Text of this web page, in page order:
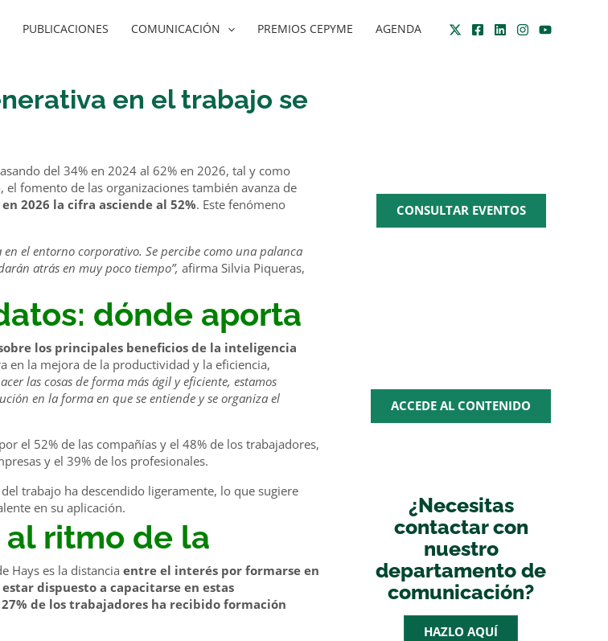
PUBLICACIONES COMUNICACIÓN PREMIOS CEPYME AGENDA
en el trabajo se
del 34% en 2024 al 62% en 2026, tal y como
el fomento de las organizaciones también avanza de
2026 la cifra asciende al 52%. Este fenómeno
el entorno corporativo. Se percibe como una palanca
atrás en muy poco tiempo”, afirma Silvia Piqueras,
dónde aporta
los principales beneficios de la inteligencia
en la mejora de la productividad y la eficiencia,
las cosas de forma más ágil y eficiente, estamos
en la forma en que se entiende y se organiza el
el 52% de las compañías y el 48% de los trabajadores,
y el 39% de los profesionales.
trabajo ha descendido ligeramente, lo que sugiere
en su aplicación.
al ritmo de la
Hays es la distancia entre el interés por formarse en
dispuesto a capacitarse en estas
de los trabajadores ha recibido formación
CONSULTAR EVENTOS
ACCEDE AL CONTENIDO
¿Necesitas
contactar con
nuestro
departamento de
comunicación?
HAZLO AQUÍ